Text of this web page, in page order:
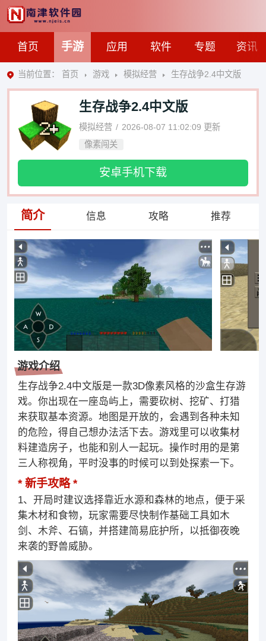
首页 手游 应用 软件 专题 资讯
当前位置： 首页 游戏 模拟经营 生存战争2.4中文版
生存战争2.4中文版
模拟经营 2026-08-07 11:02:09 更新
像素闯关
安卓手机下载
简介 信息 攻略 推荐
游戏介绍
生存战争2.4中文版是一款3D像素风格的沙盒生存游
戏。你出现在一座岛屿上，需要砍树、挖矿、打猎
来获取基本资源。地图是开放的，会遇到各种未知
的危险，得自己想办法活下去。游戏里可以收集材
料建造房子，也能和别人一起玩。操作时用的是第
三人称视角，平时没事的时候可以到处探索一下。
新手攻略
1、开局时建议选择靠近水源和森林的地点，便于采
集木材和食物，玩家需要尽快制作基础工具如木
剑、木斧、石镐，并搭建简易庇护所，以抵御夜晚
来袭的野兽威胁。